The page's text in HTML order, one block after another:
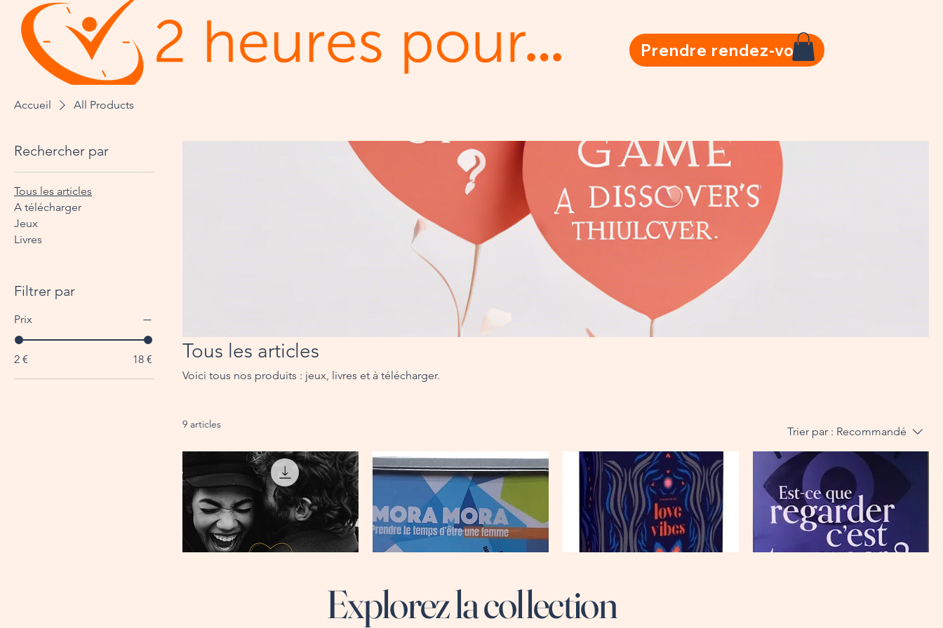
Prendre rendez-vous
Accueil All Products
Rechercher par
Tous les articles
A télécharger
Jeux
Livres
Filtrer par
Prix
2 € 18 € Tous les articles
Voici tous nos produits : jeux, livres et à télécharger.
9 articles
Trier par : Recommandé
Explorez la collection